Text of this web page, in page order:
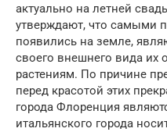
актуально на летней
утверждают, что самыми
появились на земле,
своего внешнего вида их
растениям. По причине
перед красотой этих
города Флоренция
итальянского города